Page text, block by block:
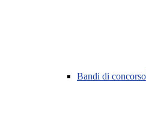
Bandi di concorso